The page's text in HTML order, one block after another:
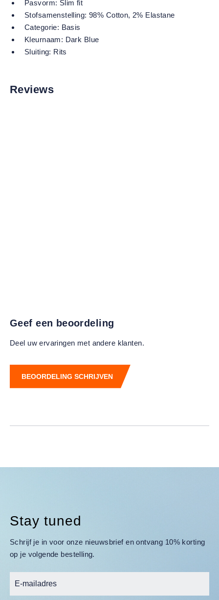
Pasvorm: Slim fit
Stofsamenstelling: 98% Cotton, 2% Elastane
Categorie: Basis
Kleurnaam: Dark Blue
Sluiting: Rits
Reviews
Geef een beoordeling
Deel uw ervaringen met andere klanten.
BEOORDELING SCHRIJVEN
Stay tuned
Schrijf je in voor onze nieuwsbrief en ontvang 10% korting
op je volgende bestelling.